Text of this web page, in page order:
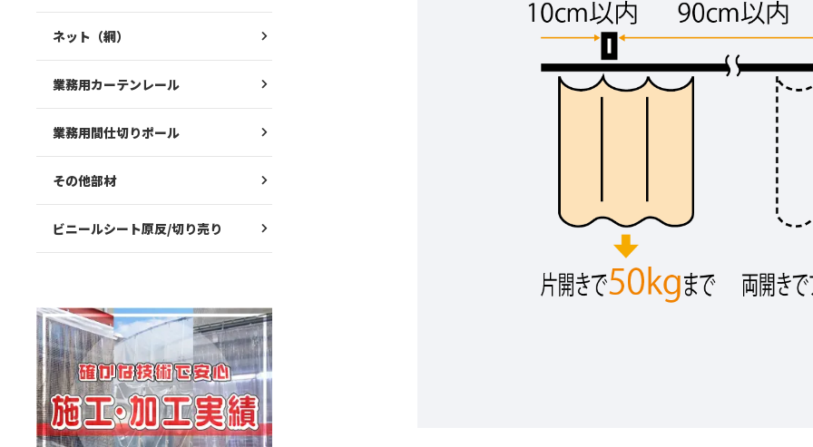
ネット（網）
業務用カーテンレール
業務用間仕切りポール
その他部材
ビニールシート原反/切り売り